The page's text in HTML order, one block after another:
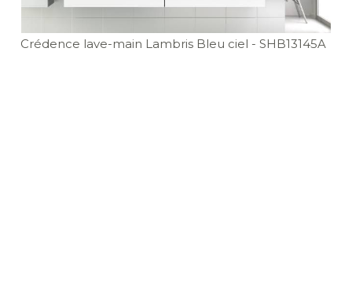
Crédence lave-main Lambris Bleu ciel - SHB13145A